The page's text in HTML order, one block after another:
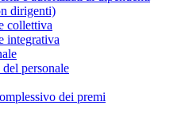
dirigenti)
collettiva
integrativa
personale
dei premi